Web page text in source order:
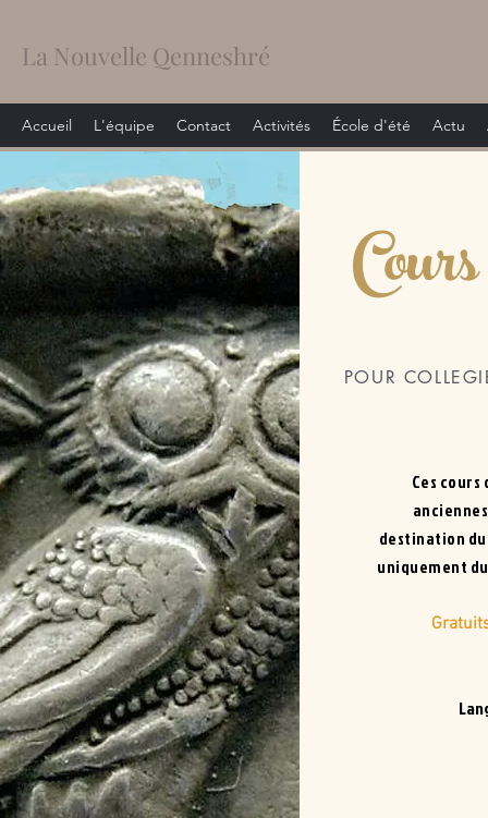
La Nouvelle Qenneshré
Accueil L'équipe Contact Activités École d'été Actu
POUR
Ces
destination
uniquement